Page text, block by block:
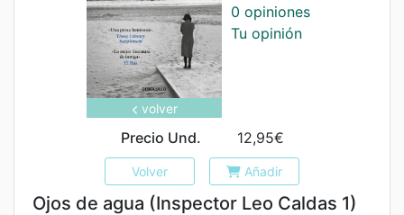
volver
0 opiniones
Tu opinión
Precio Und. 12,95€
Volver Añadir
Ojos de agua (Inspector Leo Caldas 1)